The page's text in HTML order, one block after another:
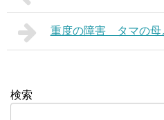
重度の障害 タマの母
検索